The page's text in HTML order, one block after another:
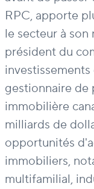
RPC, apporte
le secteur à
président du
gestionnaire de
immobilière
milliards de
opportunités
immobiliers,
multifamilial,